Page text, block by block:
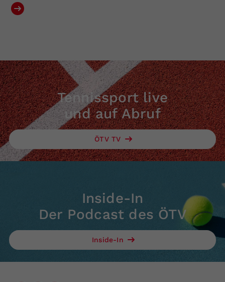
Tennissport live
und auf Abruf
ÖTV TV
Inside-In
Der Podcast des ÖTV
Inside-In